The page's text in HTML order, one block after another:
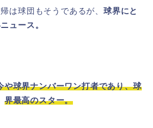
は球団もそうであるが、 球界にと
ュース。
や球界ナンバーワン打者であり、球
界最高のスター。